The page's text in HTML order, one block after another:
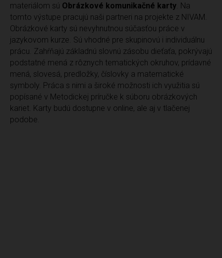
materiálom sú Obrázkové komunikačné karty . Na
tomto výstupe pracujú naši partneri na projekte z NIVAM.
Obrázkové karty sú nevyhnutnou súčasťou práce v
jazykovom kurze. Sú vhodné pre skupinovú i individuálnu
prácu. Zahŕňajú základnú slovnú zásobu dieťaťa, pokrývajú
podstatné mená z rôznych tematických okruhov, prídavné
mená, slovesá, predložky, číslovky a matematické
symboly. Práca s nimi a široké možnosti ich využitia sú
popísané v Metodickej príručke k súboru obrázkových
kariet. Karty budú dostupne v online, ale aj v tlačenej
podobe.